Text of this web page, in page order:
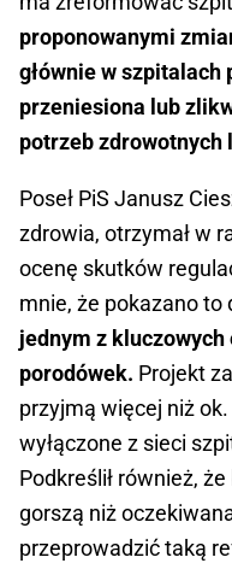
proponowanymi
głównie w szpitalach
przeniesiona lub
potrzeb zdrowotnych
Poseł PiS Janusz
zdrowia, otrzymał w
ocenę skutków
mnie, że pokazano to
jednym z
porodówek. Projekt
przyjmą więcej niż
wyłączone z sieci
Podkreślił również,
gorszą niż
przeprowadzić taką